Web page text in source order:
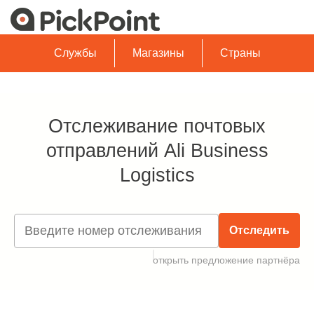
Службы Магазины Страны
Отслеживание почтовых
отправлений Ali Business
Logistics
Отследить
открыть предложение партнёра